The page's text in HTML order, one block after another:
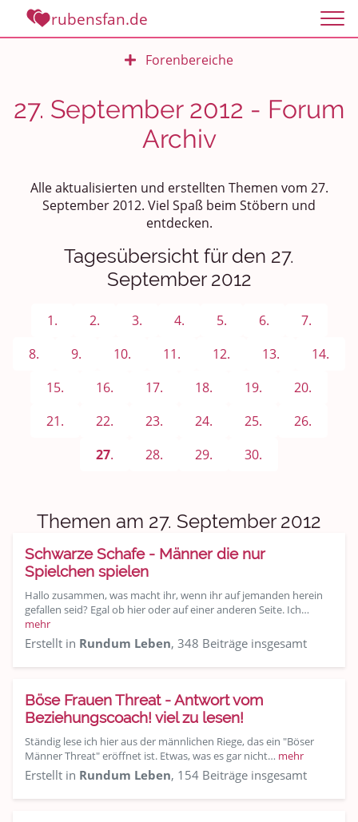
rubensfan.de
Forenbereiche
Rundum Leben
Politik und Weltgeschehen
Persönliches
Treffen und Stammtische
Ü100 Party - Fanecke
Gesundheit & Wellness
Sport & Freizeit
Shopping und Bekleidung
Anregungen und Support
Spiel, Spaß und Sinnlosigkeit
Gewicht reduzieren
27. September 2012 - Forum
Archiv
Alle aktualisierten und erstellten Themen vom 27.
September 2012. Viel Spaß beim Stöbern und
entdecken.
Tagesübersicht für den 27.
September 2012
1. 2. 3. 4. 5. 6.
7.
8.
9. 10. 11. 12. 13.
14.
15.
16. 17. 18. 19.
20.
21.
22. 23. 24. 25.
26.
27. 28. 29. 30.
Themen am 27. September 2012
Schwarze Schafe - Männer die nur
Spielchen spielen
Hallo zusammen, was macht ihr, wenn ihr auf jemanden herein
gefallen seid? Egal ob hier oder auf einer anderen Seite. Ich…
mehr
Erstellt in Rundum Leben, 348 Beiträge insgesamt
Böse Frauen Threat - Antwort vom
Beziehungscoach! viel zu lesen!
Ständig lese ich hier aus der männlichen Riege, das ein "Böser
Männer Threat" eröffnet ist. Etwas, was es gar nicht… mehr
Erstellt in Rundum Leben, 154 Beiträge insgesamt